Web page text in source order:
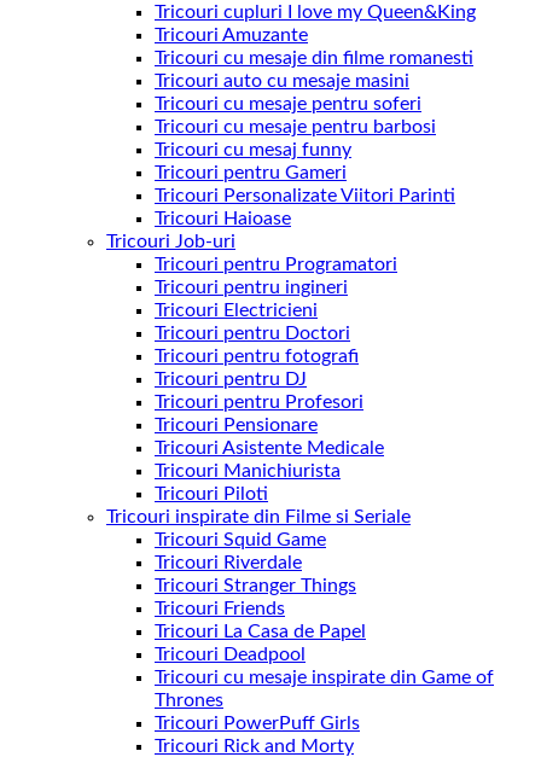
Tricouri cupluri I love my Queen&King
Tricouri Amuzante
Tricouri cu mesaje din filme romanesti
Tricouri auto cu mesaje masini
Tricouri cu mesaje pentru soferi
Tricouri cu mesaje pentru barbosi
Tricouri cu mesaj funny
Tricouri pentru Gameri
Tricouri Personalizate Viitori Parinti
Tricouri Haioase
Tricouri Job-uri
Tricouri pentru Programatori
Tricouri pentru ingineri
Tricouri Electricieni
Tricouri pentru Doctori
Tricouri pentru fotografi
Tricouri pentru DJ
Tricouri pentru Profesori
Tricouri Pensionare
Tricouri Asistente Medicale
Tricouri Manichiurista
Tricouri Piloti
Tricouri inspirate din Filme si Seriale
Tricouri Squid Game
Tricouri Riverdale
Tricouri Stranger Things
Tricouri Friends
Tricouri La Casa de Papel
Tricouri Deadpool
Tricouri cu mesaje inspirate din Game of
Thrones
Tricouri PowerPuff Girls
Tricouri Rick and Morty